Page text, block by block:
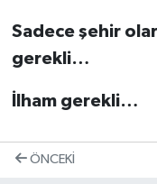
Sadece şehir
gerekli…
İlham gerekli…
ÖNCEKI